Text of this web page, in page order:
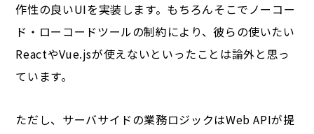
作性の良いUIを実装します。もちろんそこでノーコー
ド・ローコードツールの制約により、彼らの使いたい
ReactやVue.jsが使えないといったことは論外と思っ
ています。
ただし、サーバサイドの業務ロジックはWeb APIが提